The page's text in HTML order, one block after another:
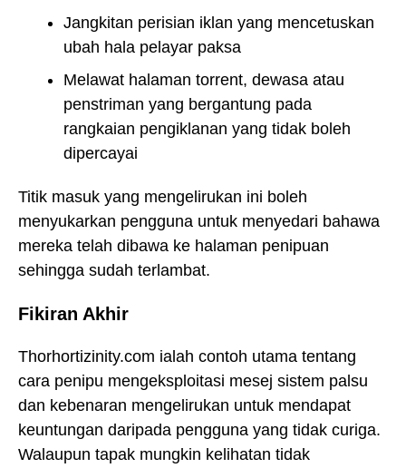
Jangkitan perisian iklan yang mencetuskan
ubah hala pelayar paksa
Melawat halaman torrent, dewasa atau
penstriman yang bergantung pada
rangkaian pengiklanan yang tidak boleh
dipercayai
Titik masuk yang mengelirukan ini boleh
menyukarkan pengguna untuk menyedari bahawa
mereka telah dibawa ke halaman penipuan
sehingga sudah terlambat.
Fikiran Akhir
Thorhortizinity.com ialah contoh utama tentang
cara penipu mengeksploitasi mesej sistem palsu
dan kebenaran mengelirukan untuk mendapat
keuntungan daripada pengguna yang tidak curiga.
Walaupun tapak mungkin kelihatan tidak